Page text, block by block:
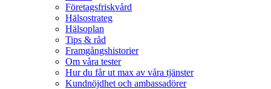
Företagsfriskvård
Hälsostrateg
Hälsoplan
Tips & råd
Framgångshistorier
Om våra tester
Hur du får ut max av våra tjänster
Kundnöjdhet och ambassadörer